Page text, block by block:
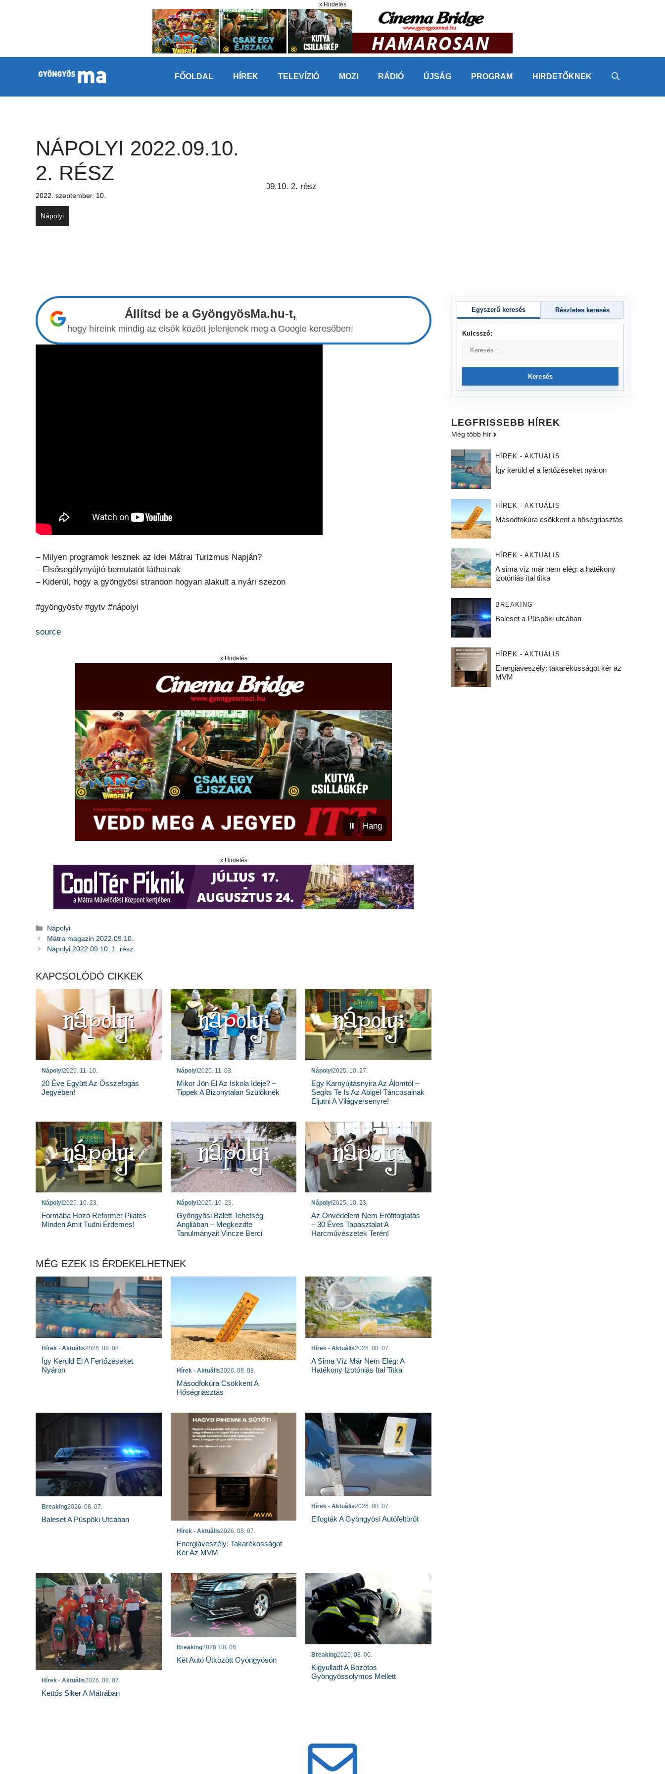
x Hirdetés
FŐOLDAL HÍREK TELEVÍZIÓ MOZI RÁDIÓ ÚJSÁG PROGRAM HIRDETŐKNEK
NÁPOLYI 2022.09.10.
2. RÉSZ
2022. szeptember. 10.
Nápolyi
Állítsd be a GyöngyösMa.hu-t,
hogy híreink mindig az elsők között jelenjenek meg a Google keresőben!
– Milyen programok lesznek az idei Mátrai Turizmus Napján?
– Elsősegélynyújtó bemutatót láthatnak
– Kiderül, hogy a gyöngyösi strandon hogyan alakult a nyári szezon
#gyöngyöstv #gytv #nápolyi
source
x Hirdetés
⏸ Hang
x Hirdetés
Kategória
Nápolyi
Mátra magazin 2022.09.10.
Nápolyi 2022.09.10. 1. rész
KAPCSOLÓDÓ CIKKEK
Nápolyi2025. 11. 10.
20 Éve Együtt Az Összefogás
Jegyében!
Nápolyi2025. 11. 03.
Mikor Jön El Az Iskola Ideje? –
Tippek A Bizonytalan Szülőknek
Nápolyi2025. 10. 27.
Egy Karnyújtásnyira Az Álomtól –
Segíts Te Is Az Abigél Táncosainak
Eljutni A Világversenyre!
Nápolyi2025. 10. 23.
Formába Hozó Reformer Pilates-
Minden Amit Tudni Érdemes!
Nápolyi2025. 10. 23.
Gyöngyösi Balett Tehetség
Angliában – Megkezdte
Tanulmányait Vincze Berci
Nápolyi2025. 10. 23.
Az Önvédelem Nem Erőfitogtatás
– 30 Éves Tapasztalat A
Harcművészetek Terén!
MÉG EZEK IS ÉRDEKELHETNEK
Hírek - Aktuális2026. 08. 08.
Így Kerüld El A Fertőzéseket
Nyáron
Hírek - Aktuális2026. 08. 08.
Másodfokúra Csökkent A
Hőségriasztás
Hírek - Aktuális2026. 08. 07.
A Sima Víz Már Nem Elég: A
Hatékony Izotóniás Ital Titka
Breaking2026. 08. 07.
Baleset A Püspöki Utcában
Hírek - Aktuális2026. 08. 07.
Energiaveszély: Takarékosságot
Kér Az MVM
Hírek - Aktuális2026. 08. 07.
Elfogták A Gyöngyösi Autófeltörőt
Hírek - Aktuális2026. 08. 07.
Kettős Siker A Mátrában
Breaking2026. 08. 06.
Két Autó Ütközött Gyöngyösön
Breaking2026. 08. 06.
Kigyulladt A Bozótos
Gyöngyössolymos Mellett
Egyszerű keresés Részletes keresés
Kulcsszó:
Keresés
LEGFRISSEBB HÍREK
Még több hír
HÍREK - AKTUÁLIS
Így kerüld el a fertőzéseket nyáron
HÍREK - AKTUÁLIS
Másodfokúra csökkent a hőségriasztás
HÍREK - AKTUÁLIS
A sima víz már nem elég: a hatékony
izotóniás ital titka
BREAKING
Baleset a Püspöki utcában
HÍREK - AKTUÁLIS
Energiaveszély: takarékosságot kér az
MVM